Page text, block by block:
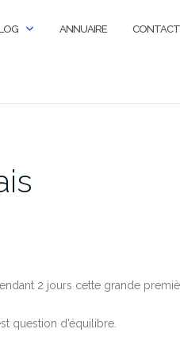
ANNUAIRE CONTACT
2 jours cette grande
question d’équilibre.